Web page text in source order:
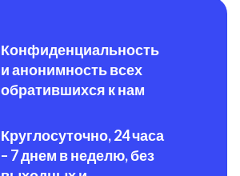
Конфиденциальность
и анонимность всех
обратившихся к нам
Круглосуточно, 24 часа
– 7 днем в неделю, без